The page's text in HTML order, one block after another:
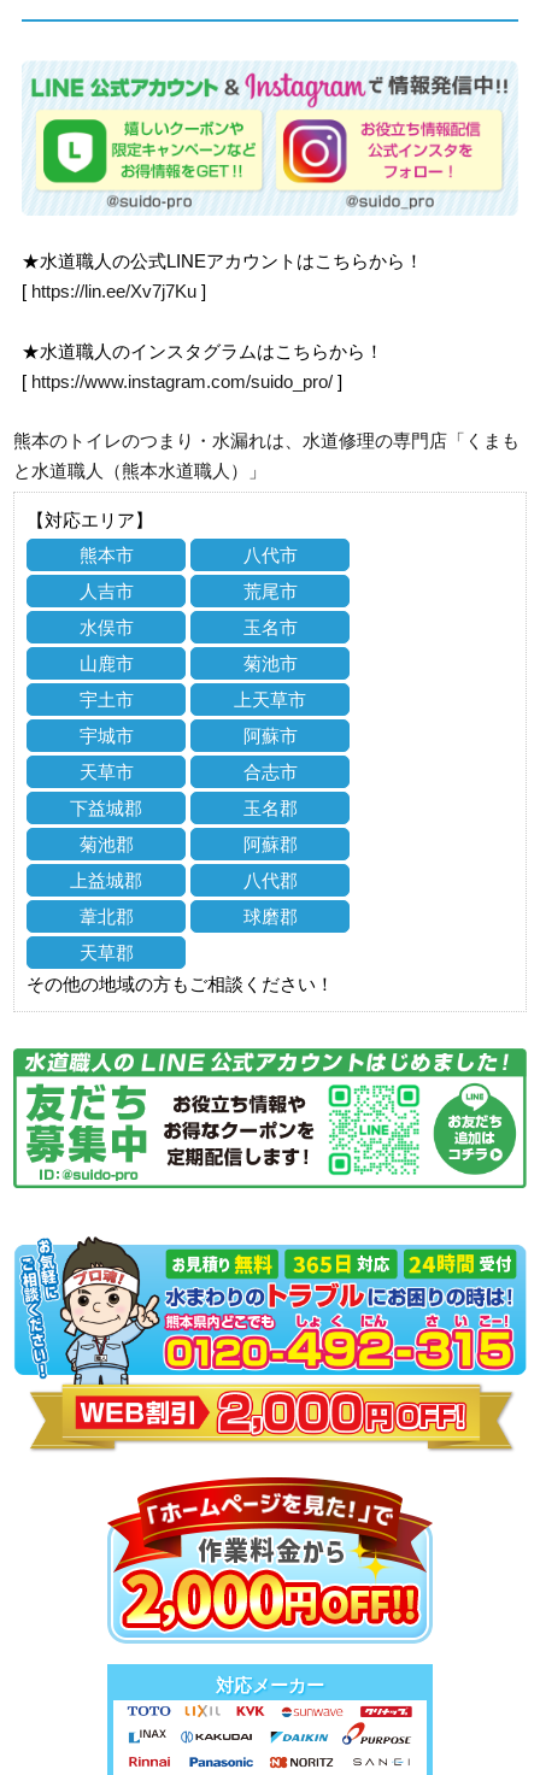
★水道職人の公式LINEアカウントはこちらから！
[ https://lin.ee/Xv7j7Ku ]
★水道職人のインスタグラムはこちらから！
[ https://www.instagram.com/suido_pro/ ]
熊本のトイレのつまり・水漏れは、水道修理の専門店「くまも
と水道職人（熊本水道職人）」
【対応エリア】
熊本市
八代市
人吉市
荒尾市
水俣市
玉名市
山鹿市
菊池市
宇土市
上天草市
宇城市
阿蘇市
天草市
合志市
下益城郡
玉名郡
菊池郡
阿蘇郡
上益城郡
八代郡
葦北郡
球磨郡
天草郡
その他の地域の方もご相談ください！
対応メーカー